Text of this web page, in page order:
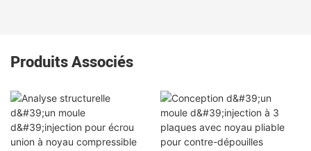
Produits Associés